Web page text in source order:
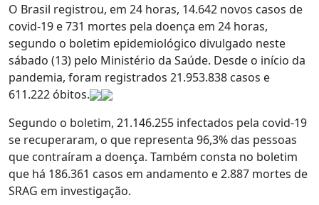
O Brasil registrou, em 24 horas, 14.642 novos casos de
covid-19 e 731 mortes pela doença em 24 horas,
segundo o boletim epidemiológico divulgado neste
sábado (13) pelo Ministério da Saúde. Desde o início da
pandemia, foram registrados 21.953.838 casos e
611.222 óbitos.
Segundo o boletim, 21.146.255 infectados pela covid-19
se recuperaram, o que representa 96,3% das pessoas
que contraíram a doença. Também consta no boletim
que há 186.361 casos em andamento e 2.887 mortes de
SRAG em investigação.